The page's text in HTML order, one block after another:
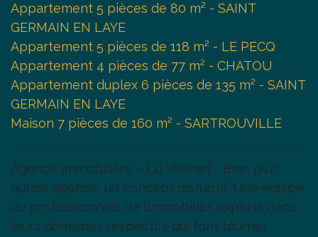
Appartement 5 pièces de 80 m² - SAINT
GERMAIN EN LAYE
Appartement 5 pièces de 118 m² - LE PECQ
Appartement 4 pièces de 77 m² - CHATOU
Appartement duplex 6 pièces de 135 m² - SAINT
GERMAIN EN LAYE
Maison 7 pièces de 160 m² - SARTROUVILLE
Agence immobilière – Le Vésinet - Bien plus
qu’une agence, un concept disruptif. Une équipe
de professionnels de l’immobilier, experts dans
leurs domaines respectifs qui font tourner